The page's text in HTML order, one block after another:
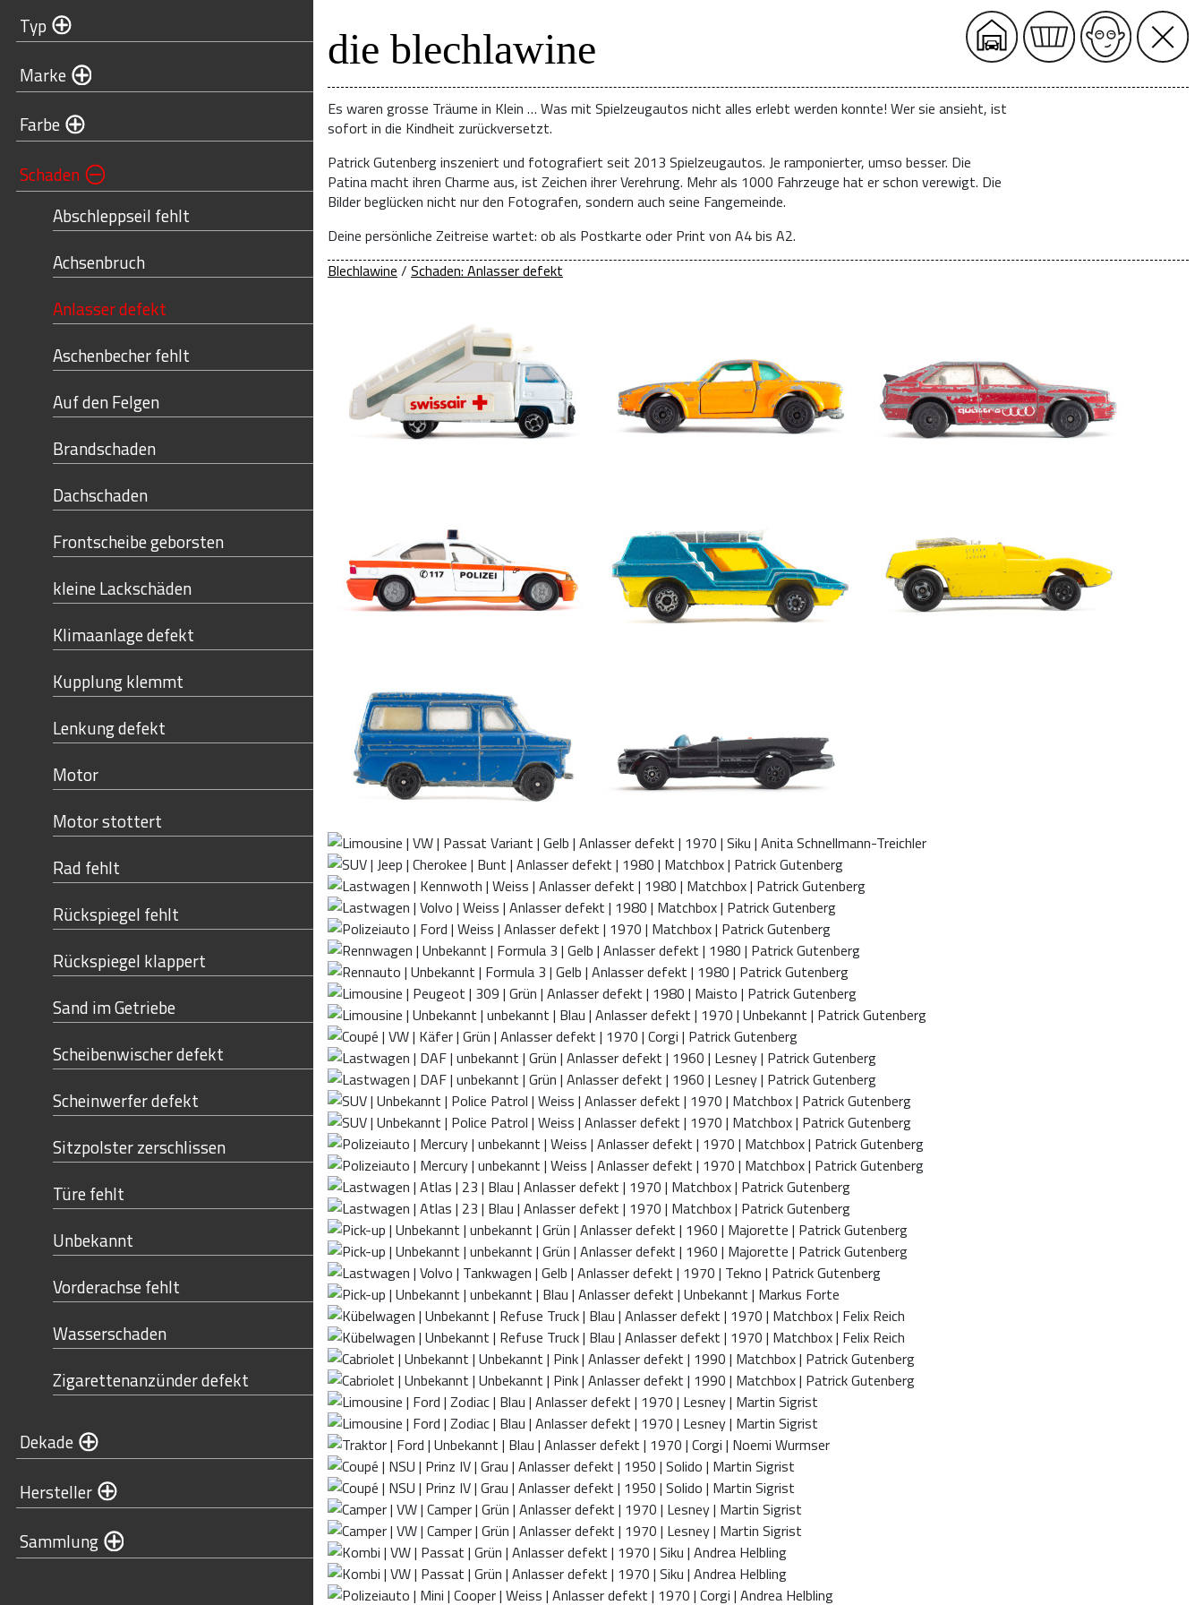
Typ
Marke
Farbe
Schaden
Abschleppseil fehlt
Achsenbruch
Anlasser defekt
Aschenbecher fehlt
Auf den Felgen
Brandschaden
Dachschaden
Frontscheibe geborsten
kleine Lackschäden
Klimaanlage defekt
Kupplung klemmt
Lenkung defekt
Motor
Motor stottert
Rad fehlt
Rückspiegel fehlt
Rückspiegel klappert
Sand im Getriebe
Scheibenwischer defekt
Scheinwerfer defekt
Sitzpolster zerschlissen
Türe fehlt
Unbekannt
Vorderachse fehlt
Wasserschaden
Zigarettenanzünder defekt
Dekade
Hersteller
Sammlung
die blechlawine
Es waren grosse Träume in Klein … Was mit Spielzeugautos nicht alles erlebt werden konnte! Wer sie ansieht, ist
sofort in die Kindheit zurückversetzt.
Patrick Gutenberg inszeniert und fotografiert seit 2013 Spielzeugautos. Je ramponierter, umso besser. Die
Patina macht ihren Charme aus, ist Zeichen ihrer Verehrung. Mehr als 1000 Fahrzeuge hat er schon verewigt. Die
Bilder beglücken nicht nur den Fotografen, sondern auch seine Fangemeinde.
Deine persönliche Zeitreise wartet: ob als Postkarte oder Print von A4 bis A2.
Blechlawine / Schaden: Anlasser defekt